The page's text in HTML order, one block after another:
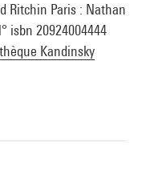
Ritchin Paris : Nathan
isbn 20924004444
Kandinsky